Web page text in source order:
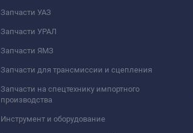
Запчасти УАЗ
Запчасти УРАЛ
Запчасти ЯМЗ
Запчасти для трансмиссии и сцепления
Запчасти на спецтехнику импортного
производства
Инструмент и оборудование